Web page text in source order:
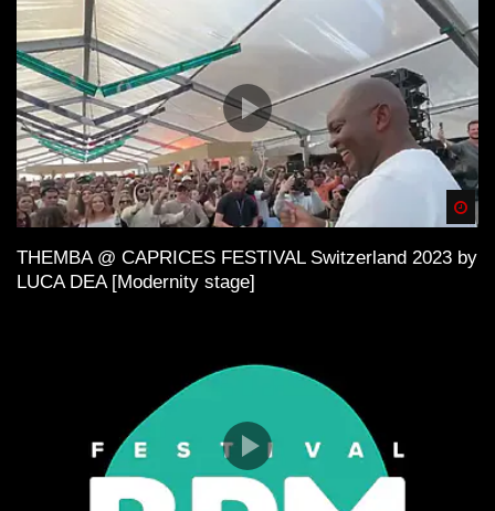
THEMBA @ CAPRICES FESTIVAL Switzerland 2023 by
LUCA DEA [Modernity stage]